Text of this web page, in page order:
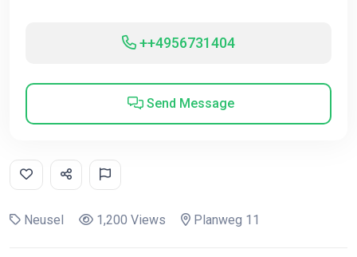
++4956731404
Send Message
Neusel 1,200 Views Planweg 11